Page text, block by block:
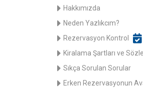
Hakkımızda
Neden Yazlıkcım?
Rezervasyon Kontrol
Kiralama Şartları ve
Sıkça Sorulan Sorular
Erken Rezervasyonun